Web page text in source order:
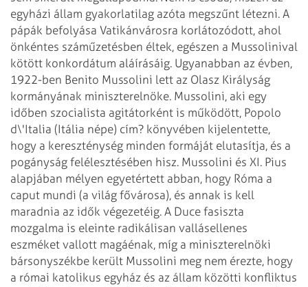
egyházi állam gyakorlatilag azóta megszűnt létezni. A
pápák befolyása Vatikánvárosra korlátozódott, ahol
önkéntes száműzetésben éltek, egészen a Mussolinival
kötött konkordátum aláírásáig. Ugyanabban az évben,
1922-ben Benito Mussolini lett az Olasz Királyság
kormányának miniszterelnöke. Mussolini, aki egy
időben szocialista agitátorként is működött, Popolo
d\'Italia (Itália népe) cím? könyvében kijelentette,
hogy a kereszténység minden formáját elutasítja, és a
pogányság felélesztésében hisz. Mussolini és XI. Pius
alapjában mélyen egyetértett abban, hogy Róma a
caput mundi (a világ fővárosa), és annak is kell
maradnia az idők végezetéig. A Duce fasiszta
mozgalma is eleinte radikálisan vallásellenes
eszméket vallott magáénak, míg a miniszterelnöki
bársonyszékbe került Mussolini meg nem érezte, hogy
a római katolikus egyház és az állam közötti konfliktus